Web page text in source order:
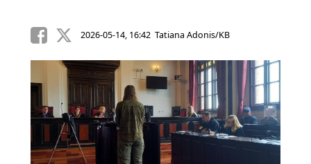
2026-05-14, 16:42 Tatiana Adonis/KB